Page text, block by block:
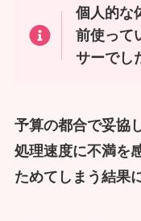
個人的な
前使って
サーでし
予算の都合で妥協
処理速度に不満を
ためてしまう結果